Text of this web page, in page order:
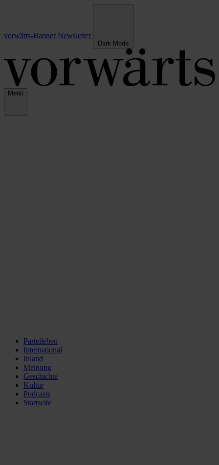
vorwärts-Banner Newsletter
Dark Mode
Menü
Parteileben
International
Inland
Meinung
Geschichte
Kultur
Podcasts
Startseite